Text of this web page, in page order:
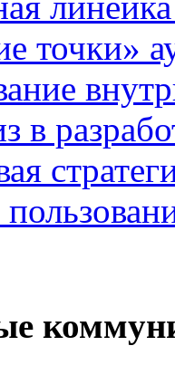
точки»
в